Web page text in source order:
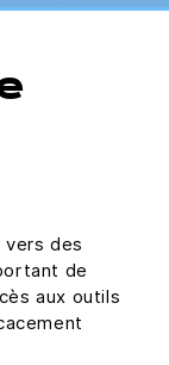
des
de
aux outils